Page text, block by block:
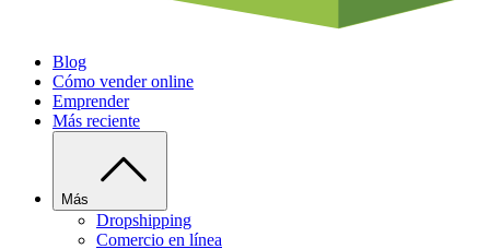
Blog
Cómo vender online
Emprender
Más reciente
Más
Dropshipping
Comercio en línea